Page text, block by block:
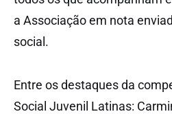
a Associação em nota
social.
Entre os destaques da
Social Juvenil Latinas: